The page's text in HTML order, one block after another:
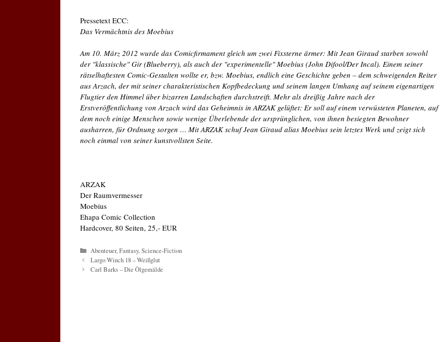
Pressetext ECC:
Das Vermächtnis des Moebius
Am 10. März 2012 wurde das Comicfirmament gleich um zwei Fixsterne ärmer: Mit Jean Giraud starben sowohl
der "klassische" Gir (Blueberry), als auch der "experimentelle" Moebius (John Difool/Der Incal). Einem seiner
rätselhaftesten Comic-Gestalten wollte er, bzw. Moebius, endlich eine Geschichte geben – dem schweigenden Reiter
aus Arzach, der mit seiner charakteristischen Kopfbedeckung und seinem langen Umhang auf seinem eigenartigen
Flugtier den Himmel über bizarren Landschaften durchstreift. Mehr als dreißig Jahre nach der
Erstveröffentlichung von Arzach wird das Geheimnis in ARZAK gelüftet: Er soll auf einem verwüsteten Planeten, auf
dem noch einige Menschen sowie wenige Überlebende der ursprünglichen, von ihnen besiegten Bewohner
ausharren, für Ordnung sorgen … Mit ARZAK schuf Jean Giraud alias Moebius sein letztes Werk und zeigt sich
noch einmal von seiner kunstvollsten Seite.
ARZAK
Der Raumvermesser
Moebius
Ehapa Comic Collection
Hardcover, 80 Seiten, 25,- EUR
Kategorien
Abenteuer,Fantasy,Science-Fiction
Largo Winch 18 – Weißglut
Carl Barks – Die Ölgemälde